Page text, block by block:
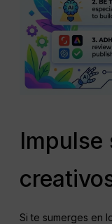
Impulse
Si te sumerges en